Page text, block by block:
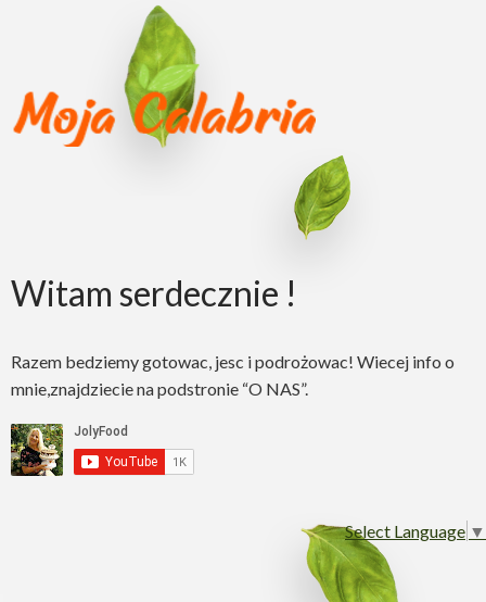
Witam serdecznie !
Razem bedziemy gotowac, jesc i podrożowac! Wiecej info o
mnie,znajdziecie na podstronie “O NAS”.
Select Language ▼